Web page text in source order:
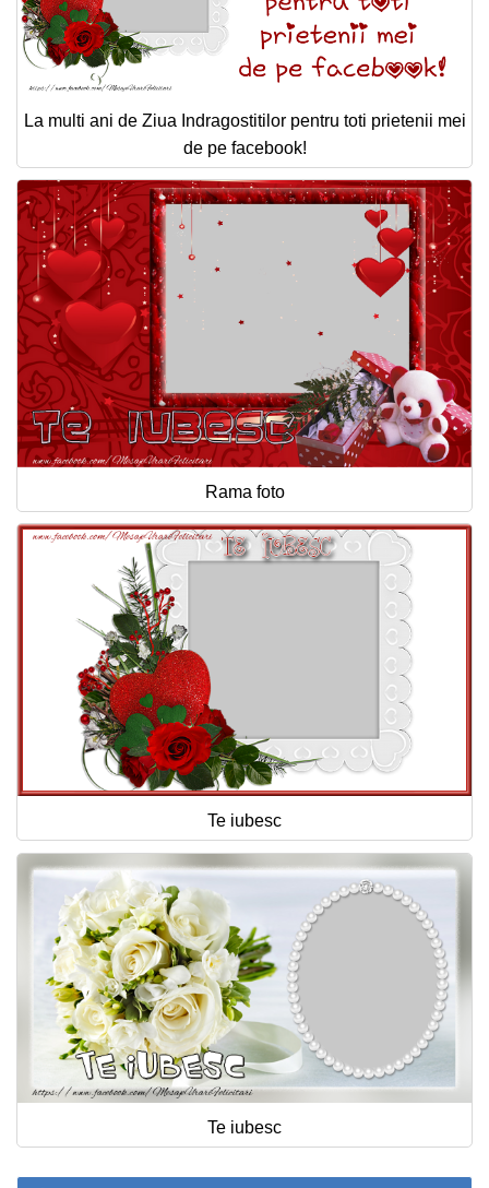
La multi ani de Ziua Indragostitilor pentru toti prietenii mei
de pe facebook!
Rama foto
Te iubesc
Te iubesc